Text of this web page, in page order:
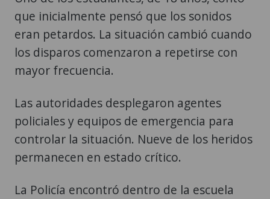
que inicialmente pensó que los sonidos
eran petardos. La situación cambió cuando
los disparos comenzaron a repetirse con
mayor frecuencia.
Las autoridades desplegaron agentes
policiales y equipos de emergencia para
controlar la situación. Nueve de los heridos
permanecen en estado crítico.
La Policía encontró dentro de la escuela